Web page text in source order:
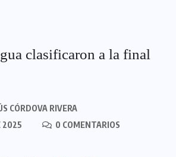
clasificaron a la final
CÓRDOVA RIVERA
2025
0 COMENTARIOS